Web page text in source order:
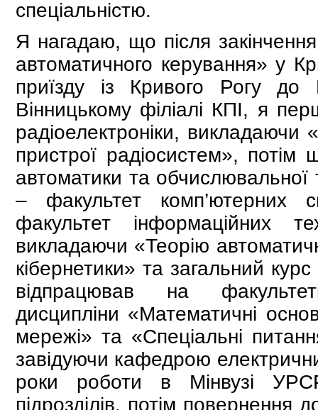
спеціальністю.
Я нагадаю, що після
автоматичного керування» у
приїзду із Кривого Рогу
Вінницькому філіалі КПІ, я
радіоелектроніки, викладаючи
пристрої радіосистем», потім
автоматики та обчислювальної
– факультет комп’ютерних
факультет інформаційних
викладаючи «Теорію
кібернетики» та загальний
відпрацював на
дисципліни «Математичні
мережі» та «Спеціальні
завідуючи кафедрою
роки роботи в Мінвузі
підрозділів, потім повернення